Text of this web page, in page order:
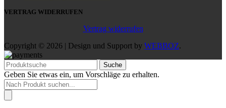
VERTRAG WIDERRUFEN
Vertrag widerrufen
Copyright © 2026 | Design und Support by WEBBOZ.
Suche
Geben Sie etwas ein, um Vorschläge zu erhalten.
Products
search